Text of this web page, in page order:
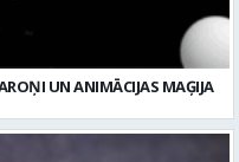
UN ANIMĀCIJAS MAĢIJA